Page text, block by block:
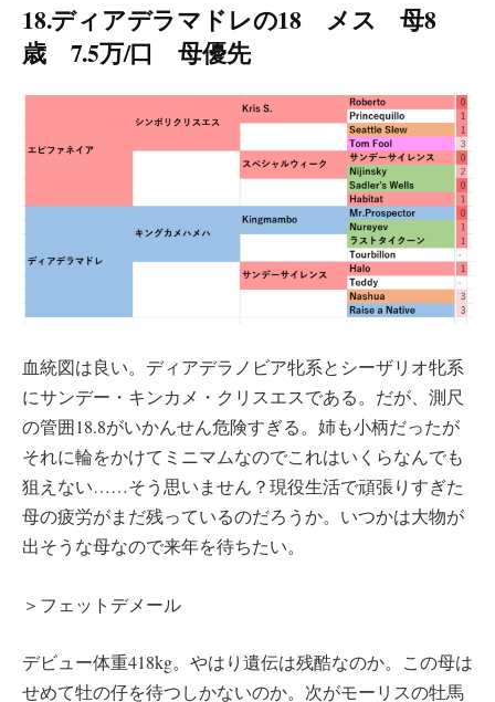
18.ディアデラマドレの18 メス 母8
歳 7.5万/口 母優先
血統図は良い。ディアデラノビア牝系とシーザリオ牝系
にサンデー・キンカメ・クリスエスである。だが、測尺
の管囲18.8がいかんせん危険すぎる。姉も小柄だったが
それに輪をかけてミニマムなのでこれはいくらなんでも
狙えない……そう思いません？現役生活で頑張りすぎた
母の疲労がまだ残っているのだろうか。いつかは大物が
出そうな母なので来年を待ちたい。
＞フェットデメール
デビュー体重418kg。やはり遺伝は残酷なのか。この母は
せめて牡の仔を待つしかないのか。次がモーリスの牡馬